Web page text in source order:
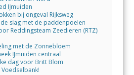
IJmuiden
bij ongeval Rijksweg
slag met de paddenpoelen
Reddingsteam Zeedieren (RTZ)
met de Zonnebloem
IJmuiden centraal
dag voor Britt Blom